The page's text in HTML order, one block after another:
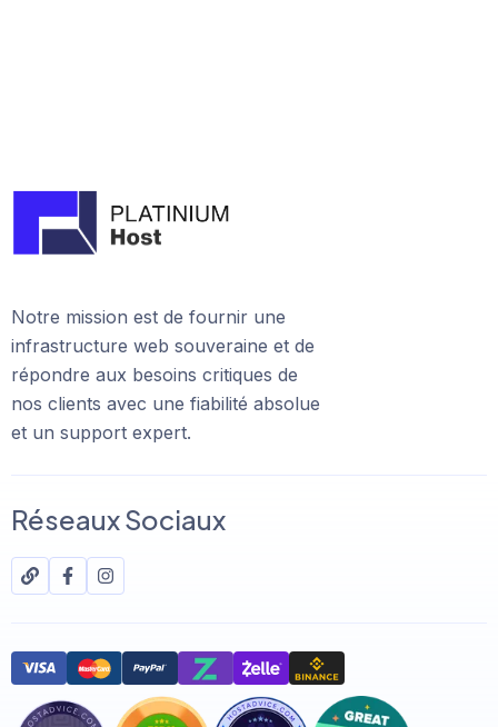
Notre mission est de fournir une
infrastructure web souveraine et de
répondre aux besoins critiques de
nos clients avec une fiabilité absolue
et un support expert.
Réseaux Sociaux